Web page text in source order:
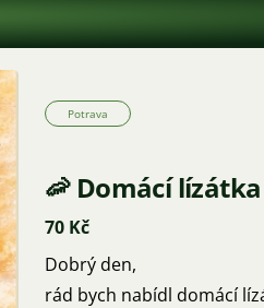
Potrava
🦐 Domácí
70 Kč
Dobrý den,
rád bych nabídl domácí